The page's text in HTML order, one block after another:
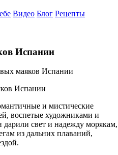
Видео Блог Рецепты
Испании
маяков Испании
и мистические
воспетые художниками и
свет и надежду морякам,
из дальних плаваний,